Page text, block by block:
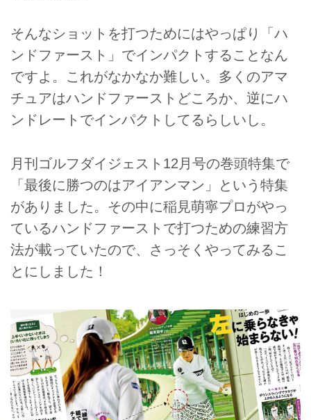
そんなショットを打つためにはやっぱり「ハ
ンドファースト」でインパクトすることなん
ですよ。これがなかなか難しい。多くのアマ
チュアはハンドファーストどころか、逆にハ
ンドレートでインパクトしてるらしいし。
月刊ゴルフダイジェスト12月号の巻頭特集で
「最後に勝つのはアイアンマン」という特集
がありました。その中に稲見萌寧プロがやっ
ているハンドファーストで打つための練習方
法が載っていたので、さっそくやってみるこ
とにしました！